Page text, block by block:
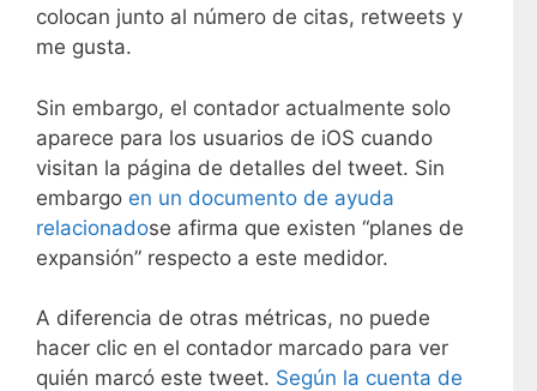
colocan junto al número de citas, retweets y
me gusta.
Sin embargo, el contador actualmente solo
aparece para los usuarios de iOS cuando
visitan la página de detalles del tweet. Sin
embargo en un documento de ayuda
relacionadose afirma que existen “planes de
expansión” respecto a este medidor.
A diferencia de otras métricas, no puede
hacer clic en el contador marcado para ver
quién marcó este tweet. Según la cuenta de